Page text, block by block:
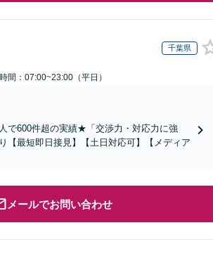
千葉県
間：07:00~23:00（平日）
で600件超の実績★「交渉力・対応力に強
【最短即日接見】【土日対応可】【メディア
メールでお問い合わせ